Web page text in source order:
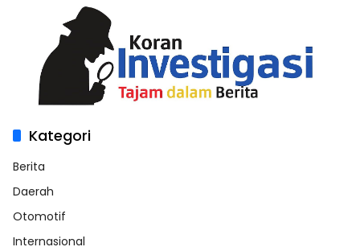
Kategori
Berita
Daerah
Otomotif
Internasional